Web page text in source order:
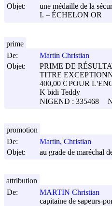
Objet:
une médaille de la
I. – ÉCHELON OR
De:
Martin Christian
Objet:
PRIME DE
TITRE
400,00 € POUR
K bidi Teddy
NIGEND : 335468
prime
De:
Martin, Christian
Objet:
au grade de maréchal
promotion
De:
MARTIN Christian
capitaine de sapeurs-
attribution